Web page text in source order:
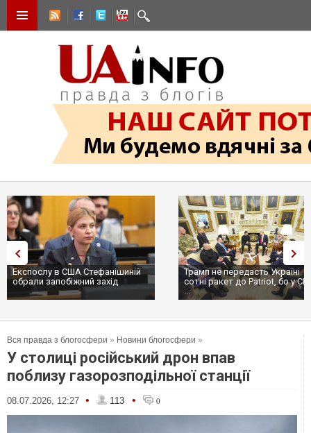
Експослу в США Стефанішиній
обрали запобіжний захід
Трамп не передасть Україні
сотні ракет до Patriot, бо у
...
Вся правда з блогосфери » Новини блогосфери »
У столиці російський дрон впав
поблизу газорозподільної станції
08.07.2026, 12:27 • 113 • 0